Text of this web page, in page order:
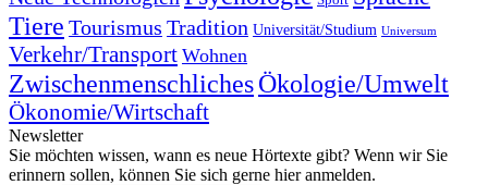
Tiere Tourismus Tradition Universität/Studium Universum
Verkehr/Transport Wohnen
ZwischenmenschlichesÖkologie/Umwelt
Ökonomie/Wirtschaft
Newsletter
Sie möchten wissen, wann es neue Hörtexte gibt? Wenn wir Sie
erinnern sollen, können Sie sich gerne hier anmelden.